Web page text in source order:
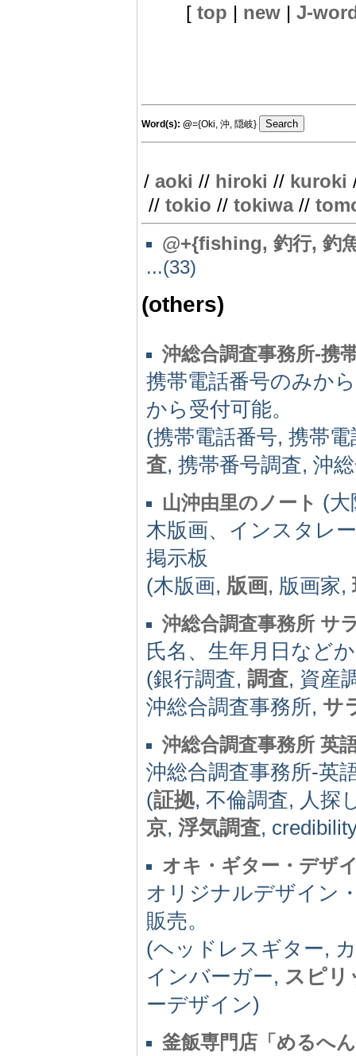
[ top | new| J-
Word(s): @={Oki, 沖, 隠岐}
/ aoki // hiroki // kuroki
// tokio // tokiwa//
@+{fishing, 釣行, 釣
...(33)
(others)
沖総合調査事務所‐携
携帯電話番号のみか
から受付可能。
(携帯電話番号, 携帯
査, 携帯番号調査, 沖
山沖由里のノート (大
木版画、インスタレ
掲示板
(木版画, 版画, 版画家,
沖総合調査事務所 サ
氏名、生年月日など
(銀行調査, 調査, 資産
沖総合調査事務所, サ
沖総合調査事務所 英
沖総合調査事務所‐英
(証拠, 不倫調査, 人探
京, 浮気調査,
オキ・ギター・デザ
オリジナルデザイン
販売。
(ヘッドレスギター,
インバーガー, スピリ
ーデザイン)
釜飯専門店「めるへ